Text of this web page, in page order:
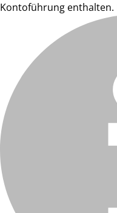
Kontoführung enthalten.